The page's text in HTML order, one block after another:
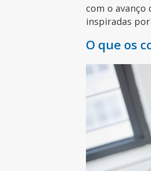
com o
inspiradas
O que os